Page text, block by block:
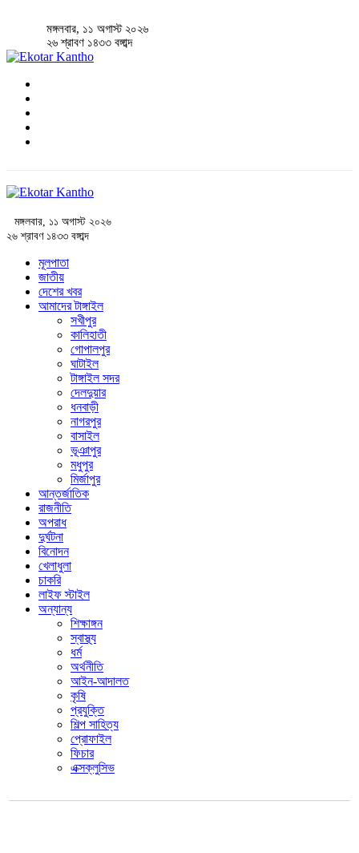
মঙ্গলবার, ১১ অগাস্ট ২০২৬
২৬ শ্রাবণ ১৪৩৩ বঙ্গাব্দ
মঙ্গলবার, ১১ অগাস্ট ২০২৬
২৬ শ্রাবণ ১৪৩৩ বঙ্গাব্দ
মূলপাতা
জাতীয়
দেশের খবর
আমাদের টাঙ্গাইল
সখীপুর
কালিহাতী
গোপালপুর
ঘাটাইল
টাঙ্গাইল সদর
দেলদুয়ার
ধনবাড়ী
নাগরপুর
বাসাইল
ভূঞাপুর
মধুপুর
মির্জাপুর
আন্তর্জাতিক
রাজনীতি
অপরাধ
দুর্ঘটনা
বিনোদন
খেলাধুলা
চাকরি
লাইফ স্টাইল
অন্যান্য
শিক্ষাঙ্গন
স্বাস্থ্য
ধর্ম
অর্থনীতি
আইন-আদালত
কৃষি
প্রযুক্তি
শিল্প সাহিত্য
প্রোফাইল
ফিচার
এক্সক্লুসিভ